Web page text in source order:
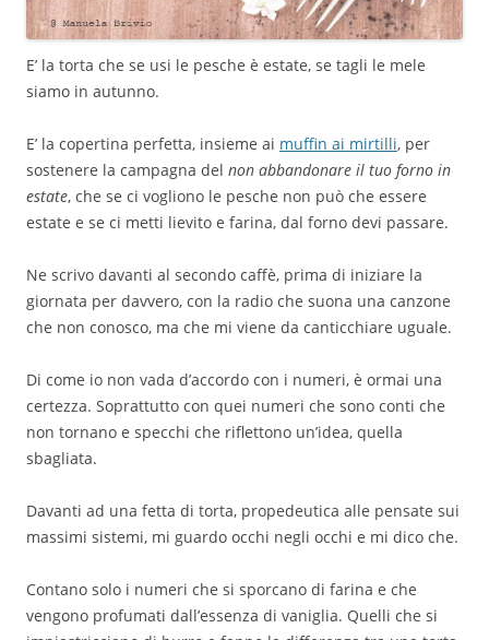
E’ la torta che se usi le pesche è estate, se tagli le mele
siamo in autunno.
E’ la copertina perfetta, insieme ai muffin ai mirtilli, per
sostenere la campagna del non abbandonare il tuo forno in
estate, che se ci vogliono le pesche non può che essere
estate e se ci metti lievito e farina, dal forno devi passare.
Ne scrivo davanti al secondo caffè, prima di iniziare la
giornata per davvero, con la radio che suona una canzone
che non conosco, ma che mi viene da canticchiare uguale.
Di come io non vada d’accordo con i numeri, è ormai una
certezza. Soprattutto con quei numeri che sono conti che
non tornano e specchi che riflettono un’idea, quella
sbagliata.
Davanti ad una fetta di torta, propedeutica alle pensate sui
massimi sistemi, mi guardo occhi negli occhi e mi dico che.
Contano solo i numeri che si sporcano di farina e che
vengono profumati dall’essenza di vaniglia. Quelli che si